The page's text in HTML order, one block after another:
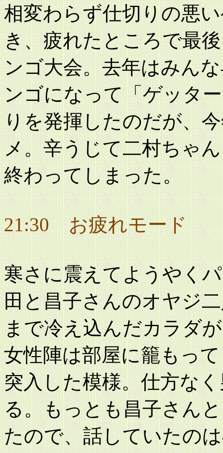
相変わらず仕切りの悪
き、疲れたところで最
ンゴ大会。去年はみん
ンゴになって「ゲッタ
りを発揮したのだが、
メ。辛うじて二村ちゃ
終わってしまった。
21:30 お疲れモード
寒さに震えてようやく
田と昌子さんのオヤジ
まで冷え込んだカラダ
女性陣は部屋に籠もっ
突入した模様。仕方な
る。もっとも昌子さん
たので、話していたの